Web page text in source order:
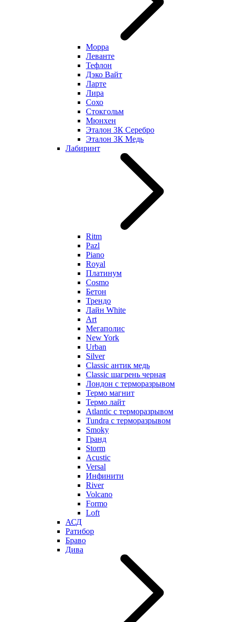
Морра
Леванте
Тефлон
Дэко Вайт
Ларте
Лира
Сохо
Стокгольм
Мюнхен
Эталон 3К Серебро
Эталон 3К Медь
Лабиринт
Ritm
Pazl
Piano
Royal
Платинум
Cosmo
Бетон
Трендо
Лайн White
Art
Мегаполис
New York
Urban
Silver
Classic антик медь
Classic шагрень черная
Лондон с терморазрывом
Термо магнит
Термо лайт
Atlantic с терморазрывом
Tundra с терморазрывом
Smoky
Гранд
Storm
Acustic
Versal
Инфинити
River
Volcano
Formo
Loft
АСД
Ратибор
Браво
Дива